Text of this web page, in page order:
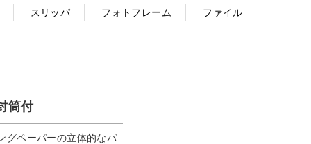
スリッパ フォトフレーム ファイル
筒付
グペーパーの立体的なパ